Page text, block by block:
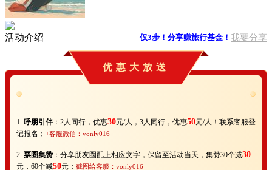
活动介绍 我要分享
仅3步！分享赚旅行基金！
优惠大放送
1. 呼朋引伴 ： 2人同行，优惠30元/人，3人同行，优惠50元/人！联系客服登
记报名 ； +客服微信：vonly016
2. 票圈集赞：分享朋友圈配上相应文字，保留至活动当天，集赞30个减30
元，60个减50元； 截图给客服：vonly016